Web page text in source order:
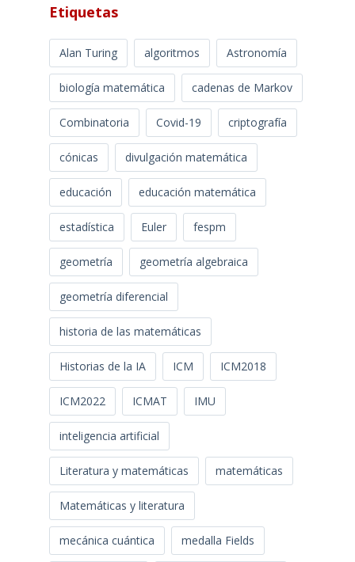
Etiquetas
Alan Turing algoritmos Astronomía
biología matemática cadenas de Markov
Combinatoria Covid-19 criptografía
cónicas divulgación matemática
educación educación matemática
estadística Euler fespm
geometría geometría algebraica
geometría diferencial
historia de las matemáticas
Historias de la IA ICM ICM2018
ICM2022 ICMAT IMU
inteligencia artificial
Literatura y matemáticas matemáticas
Matemáticas y literatura
mecánica cuántica medalla Fields